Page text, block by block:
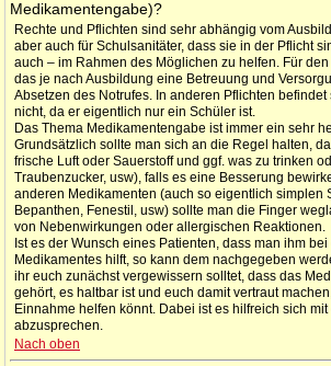
Medikamentengabe)?
Rechte und Pflichten sind sehr abhängig vom
aber auch für Schulsanitäter, dass sie in der Pflicht
auch – im Rahmen des Möglichen zu helfen. Für
das je nach Ausbildung eine Betreuung und
Absetzen des Notrufes. In anderen Pflichten
nicht, da er eigentlich nur ein Schüler ist.
Das Thema Medikamentengabe ist immer ein sehr
Grundsätzlich sollte man sich an die Regel halten,
frische Luft oder Sauerstoff und ggf. was zu trinken
Traubenzucker, usw), falls es eine Besserung
anderen Medikamenten (auch so eigentlich simplen
Bepanthen, Fenestil, usw) sollte man die Finger
von Nebenwirkungen oder allergischen Reaktionen.
Ist es der Wunsch eines Patienten, dass man ihm
Medikamentes hilft, so kann dem nachgegeben
ihr euch zunächst vergewissern solltet, dass das
gehört, es haltbar ist und euch damit vertraut
Einnahme helfen könnt. Dabei ist es hilfreich sich
abzusprechen.
Nach oben